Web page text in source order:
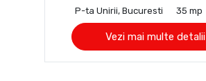
P-ta Unirii, Bucuresti
35 mp
Vezi mai multe detalii